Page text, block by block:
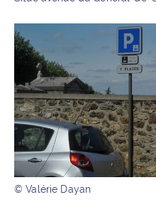
© Valérie Dayan